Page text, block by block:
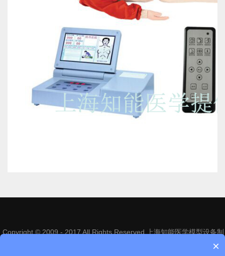
Copyright © 2009 - 2017 All Rights Reserved 上海知能医学模型设备制
×